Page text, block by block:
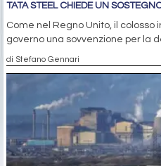
TATA STEEL CHIEDE UN
Come nel Regno Unito, il
governo una sovvenzione per la
di Stefano Gennari